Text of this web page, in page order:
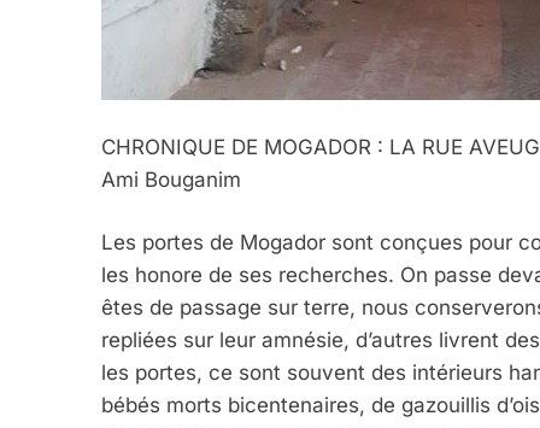
CHRONIQUE DE MOGADOR : LA RUE
Ami Bouganim
Les portes de Mogador sont conçues pour
les honore de ses recherches. On passe
êtes de passage sur terre, nous
repliées sur leur amnésie, d’autres livrent
les portes, ce sont souvent des intérieurs
bébés morts bicentenaires, de gazouillis